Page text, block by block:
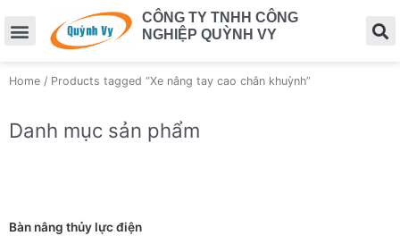
CÔNG TY TNHH CÔNG
NGHIỆP QUỲNH VY
Home / Products tagged “Xe nâng tay cao chân khuỳnh”
Danh mục sản phẩm
Bàn nâng thủy lực điện